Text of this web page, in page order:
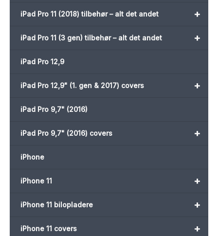
+
iPad Pro 11 (2018) tilbehør – alt det andet
+
iPad Pro 11 (3 gen) tilbehør – alt det andet
iPad Pro 12,9
+
iPad Pro 12,9" (1. gen & 2017) covers
iPad Pro 9,7" (2016)
+
iPad Pro 9,7" (2016) covers
iPhone
+
iPhone 11
+
iPhone 11 bilopladere
+
iPhone 11 covers